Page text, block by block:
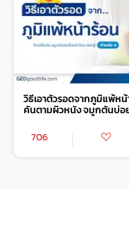
วิธีเอาตัวรอดจากภูมิแพ้ห
คันตามผิวหนัง จมูกตันบ่อ
706